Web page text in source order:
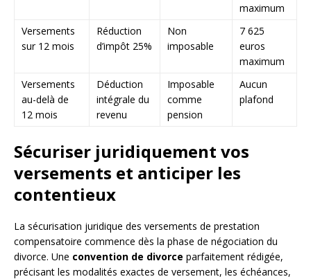
maximum
Versements
sur 12 mois
Réduction
d’impôt 25%
Non
imposable
7 625
euros
maximum
Versements
au-delà de
12 mois
Déduction
intégrale du
revenu
Imposable
comme
pension
Aucun
plafond
Sécuriser juridiquement vos
versements et anticiper les
contentieux
La sécurisation juridique des versements de prestation
compensatoire commence dès la phase de négociation du
divorce. Une convention de divorce parfaitement rédigée,
précisant les modalités exactes de versement, les échéances,